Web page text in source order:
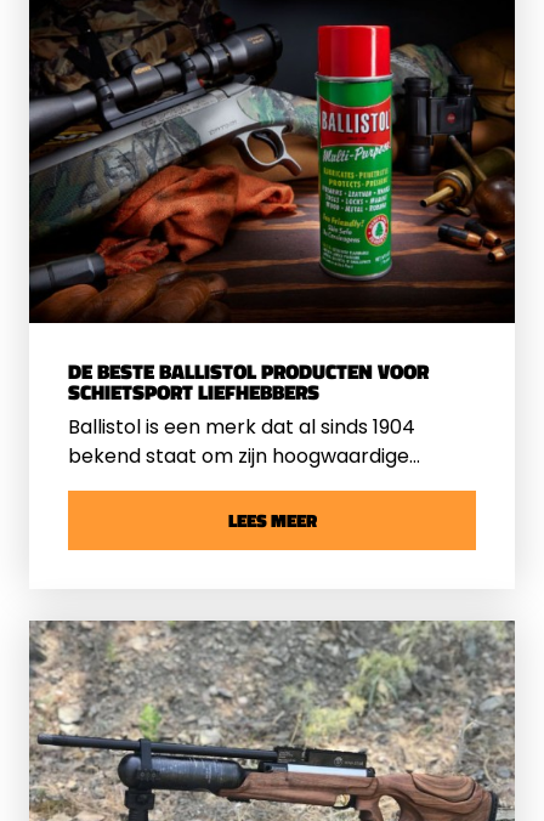
DE BESTE BALLISTOL PRODUCTEN VOOR
SCHIETSPORT LIEFHEBBERS
Ballistol is een merk dat al sinds 1904
bekend staat om zijn hoogwaardige
onderhoudsproducten voor luchtbuksen.
In de geschiedenis werden deze
producten oorspronkelijk ontwikkeld voor
opgebouwd binnen de wereld van
schietsporten. Dit heeft voornamelijk te
maken met de veelzijdigheid en de
kwaliteit van de onderhoudsproducten.
Wat zijn de beste onderhoudsproducten
vanBallistol? Wij zetten graag onze top 6
op een rij!
LEES MEER